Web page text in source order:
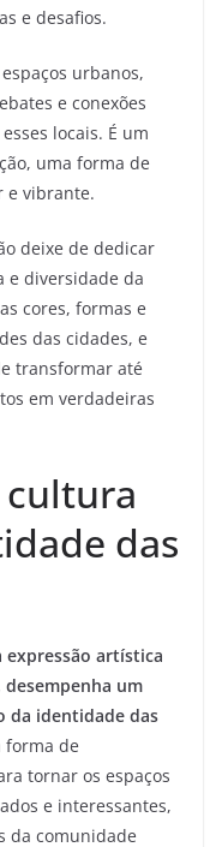
e desafios.
urbanos,
e conexões
locais. É um
uma forma de
e vibrante.
deixe de dedicar
e diversidade da
cores, formas e
das cidades, e
transformar até
em verdadeiras
das
expressão artística
um
da identidade das
forma de
tornar os espaços
e interessantes,
da comunidade